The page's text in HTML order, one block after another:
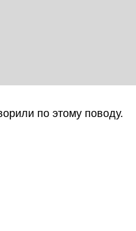
по этому поводу.